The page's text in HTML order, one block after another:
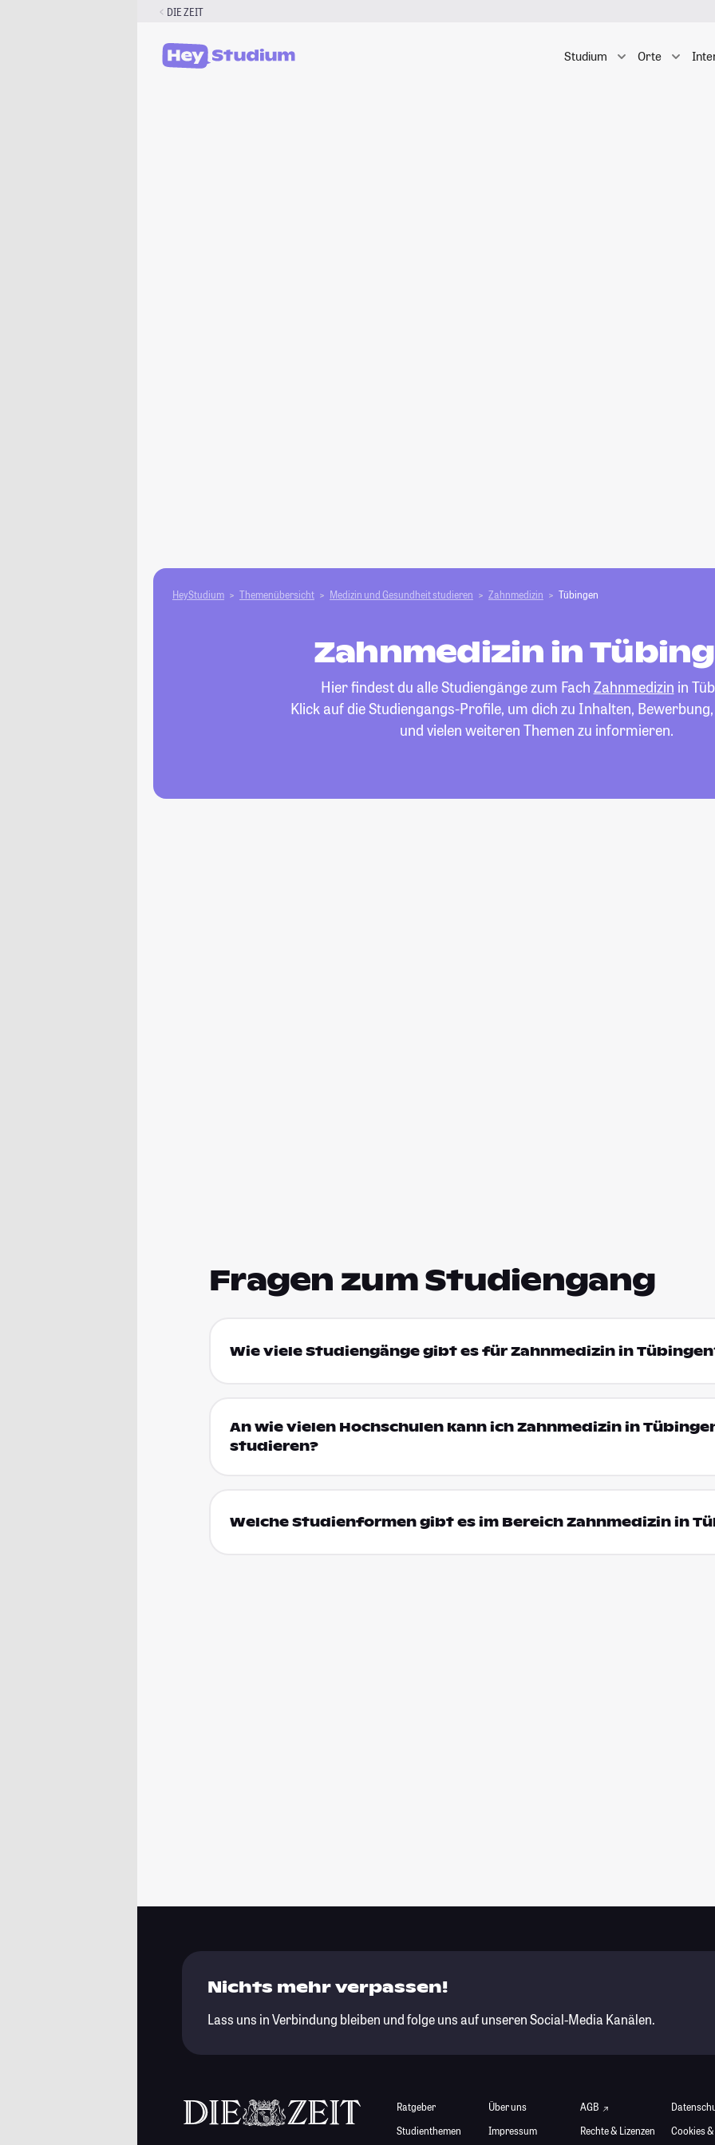
DIE ZEIT
Studium Orte
HeyStudium Themenübersicht Medizin und Gesundheit studieren Zahnmedizin Tübingen
Zahnmedizin in
Hier findest du alle Studiengänge zum Fach Zahnmedizin in
Klick auf die Studiengangs-Profile, um dich zu Inhalten,
und vielen weiteren Themen zu informieren.
Fragen zum Studiengang
Wie viele Studiengänge gibt es für Zahnmedizin in
An wie vielen Hochschulen kann ich Zahnmedizin in
studieren?
Welche Studienformen gibt es im Bereich Zahnmedizin in
Nichts mehr verpassen!
Lass uns in Verbindung bleiben und folge uns auf unseren Social-Media Kanälen.
Ratgeber
Studienthemen
Über uns
Impressum
AGB
Rechte & Lizenzen
Cookies